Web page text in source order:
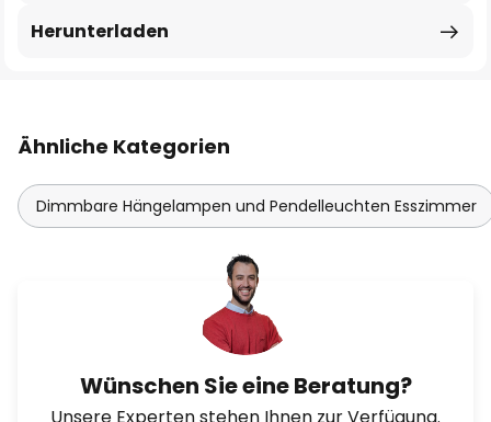
Herunterladen
Ähnliche Kategorien
Dimmbare Hängelampen und Pendelleuchten Esszimmer
Wünschen Sie eine Beratung?